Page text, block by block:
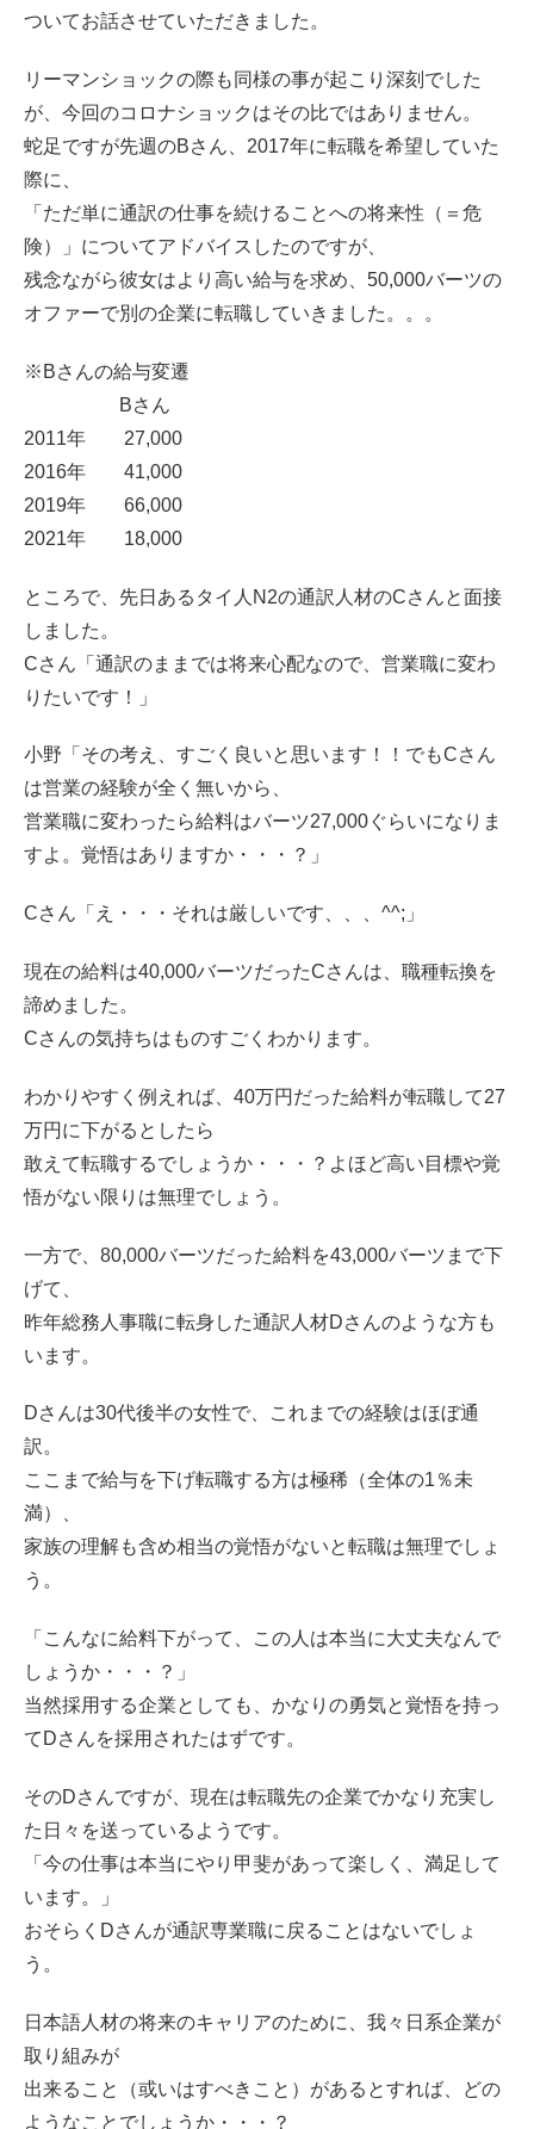
ついてお話させていただきました。
リーマンショックの際も同様の事が起こり深刻でした
が、今回のコロナショックはその比ではありません。
蛇足ですが先週のBさん、2017年に転職を希望していた
際に、
「ただ単に通訳の仕事を続けることへの将来性（＝危
険）」についてアドバイスしたのですが、
残念ながら彼女はより高い給与を求め、50,000バーツの
オファーで別の企業に転職していきました。。。
※Bさんの給与変遷
Bさん
2011年 27,000
2016年 41,000
2019年 66,000
2021年 18,000
ところで、先日あるタイ人N2の通訳人材のCさんと面接
しました。
Cさん「通訳のままでは将来心配なので、営業職に変わ
りたいです！」
小野「その考え、すごく良いと思います！！でもCさん
は営業の経験が全く無いから、
営業職に変わったら給料はバーツ27,000ぐらいになりま
すよ。覚悟はありますか・・・？」
Cさん「え・・・それは厳しいです、、、^^;」
現在の給料は40,000バーツだったCさんは、職種転換を
諦めました。
Cさんの気持ちはものすごくわかります。
わかりやすく例えれば、40万円だった給料が転職して27
万円に下がるとしたら
敢えて転職するでしょうか・・・？よほど高い目標や覚
悟がない限りは無理でしょう。
一方で、80,000バーツだった給料を43,000バーツまで下
げて、
昨年総務人事職に転身した通訳人材Dさんのような方も
います。
Dさんは30代後半の女性で、これまでの経験はほぼ通
訳。
ここまで給与を下げ転職する方は極稀（全体の1％未
満）、
家族の理解も含め相当の覚悟がないと転職は無理でしょ
う。
「こんなに給料下がって、この人は本当に大丈夫なんで
しょうか・・・？」
当然採用する企業としても、かなりの勇気と覚悟を持っ
てDさんを採用されたはずです。
そのDさんですが、現在は転職先の企業でかなり充実し
た日々を送っているようです。
「今の仕事は本当にやり甲斐があって楽しく、満足して
います。」
おそらくDさんが通訳専業職に戻ることはないでしょ
う。
日本語人材の将来のキャリアのために、我々日系企業が
取り組みが
出来ること（或いはすべきこと）があるとすれば、どの
ようなことでしょうか・・・？